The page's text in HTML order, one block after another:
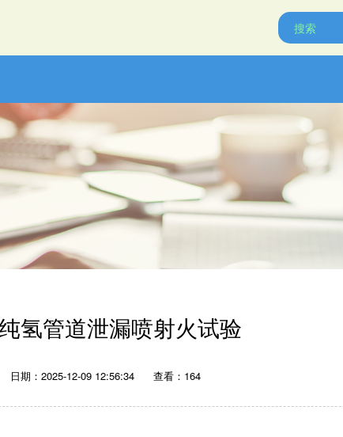
氢管道泄漏喷射火试验
日期：2025-12-09 12:56:34 查看：164